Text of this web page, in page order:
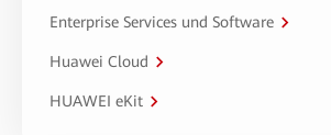
Enterprise Services und Software
Huawei Cloud
HUAWEI eKit